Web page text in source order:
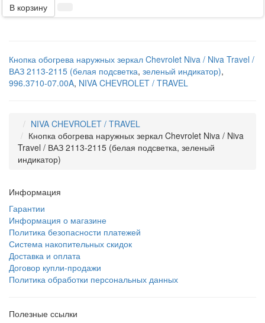
В корзину
Кнопка обогрева наружных зеркал Chevrolet Niva / Niva Travel /
ВАЗ 2113-2115 (белая подсветка, зеленый индикатор),
996.3710-07.00A, NIVA CHEVROLET / TRAVEL
NIVA CHEVROLET / TRAVEL
Кнопка обогрева наружных зеркал Chevrolet Niva / Niva
Travel / ВАЗ 2113-2115 (белая подсветка, зеленый
индикатор)
Информация
Гарантии
Информация о магазине
Политика безопасности платежей
Система накопительных скидок
Доставка и оплата
Договор купли-продажи
Политика обработки персональных данных
Полезные ссылки